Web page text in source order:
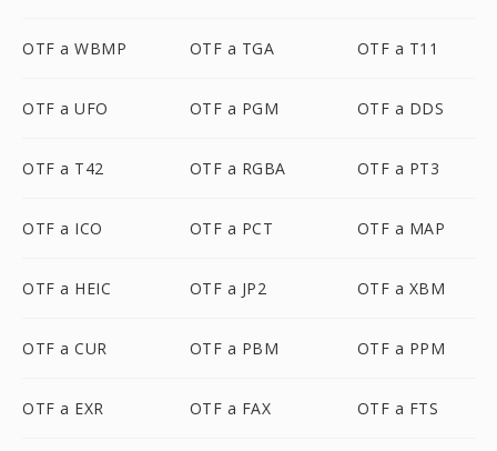
OTF a WBMP OTF a TGA OTF a T11
OTF a UFO OTF a PGM OTF a DDS
OTF a T42 OTF a RGBA OTF a PT3
OTF a ICO OTF a PCT OTF a MAP
OTF a HEIC OTF a JP2 OTF a XBM
OTF a CUR OTF a PBM OTF a PPM
OTF a EXR OTF a FAX OTF a FTS